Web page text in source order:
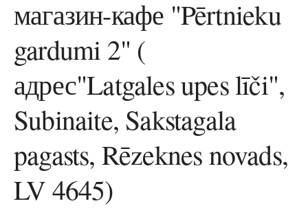
магазин-кафе "Pērtnieku
gardumi 2" (
адрес"Latgales upes līči",
Subinaite, Sakstagala
pagasts, Rēzeknes novads,
LV 4645)